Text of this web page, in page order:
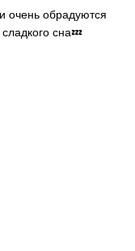
очень обрадуются
сна💤